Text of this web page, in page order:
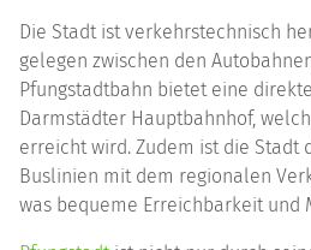
Die Stadt ist verkehrstechnisch
gelegen zwischen den
Pfungstadtbahn bietet eine
Darmstädter Hauptbahnhof,
erreicht wird. Zudem ist die Stadt
Buslinien mit dem regionalen
was bequeme Erreichbarkeit und